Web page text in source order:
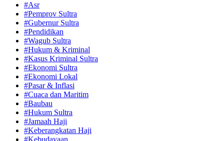
#Asr
#Pemprov Sultra
#Gubernur Sultra
#Pendidikan
#Wagub Sultra
#Hukum & Kriminal
#Kasus Kriminal Sultra
#Ekonomi Sultra
#Ekonomi Lokal
#Pasar & Inflasi
#Cuaca dan Maritim
#Baubau
#Hukum Sultra
#Jamaah Haji
#Keberangkatan Haji